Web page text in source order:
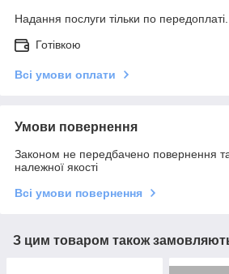
Надання послуги тільки по передоплаті.
Готівкою
Всі умови оплати
Умови повернення
Законом не передбачено повернення
належної якості
Всі умови повернення
З цим товаром також